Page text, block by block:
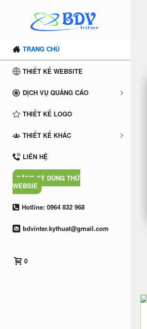
TRANG CHỦ
THIẾT KẾ WEBSITE
DỊCH VỤ QUẢNG CÁO
THIẾT KẾ LOGO
THIẾT KẾ KHÁC
LIÊN HỆ
ĐĂNG KÝ DÙNG THỬ
WEBSIE
Hotline: 0964 832 968
bdvinter.kythuat@gmail.com
0